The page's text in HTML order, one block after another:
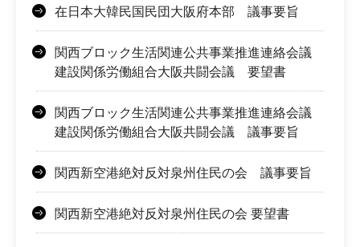
在日本大韓民国民団大阪府本部 議事要旨
関西ブロック生活関連公共事業推進連絡会議
建設関係労働組合大阪共闘会議 要望書
関西ブロック生活関連公共事業推進連絡会議
建設関係労働組合大阪共闘会議 議事要旨
関西新空港絶対反対泉州住民の会 議事要旨
関西新空港絶対反対泉州住民の会 要望書